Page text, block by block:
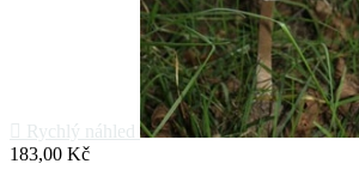
Rychlý náhled
Cena
183,00 Kč